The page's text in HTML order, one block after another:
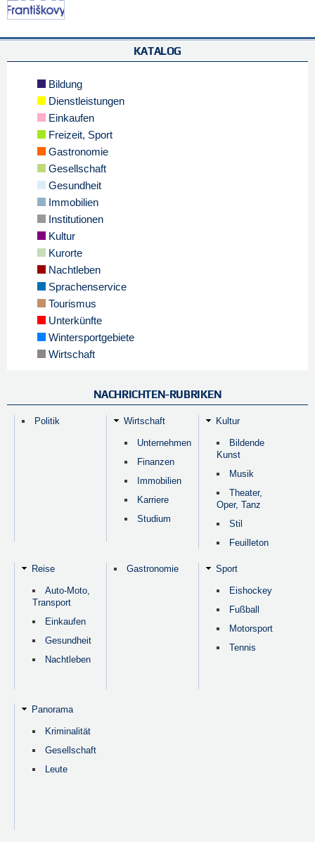
KATALOG
Bildung
Dienstleistungen
Einkaufen
Freizeit, Sport
Gastronomie
Gesellschaft
Gesundheit
Immobilien
Institutionen
Kultur
Kurorte
Nachtleben
Sprachenservice
Tourismus
Unterkünfte
Wintersportgebiete
Wirtschaft
NACHRICHTEN-RUBRIKEN
Politik Wirtschaft
Unternehmen
Finanzen
Immobilien
Karriere
Studium
Kultur
Bildende
Kunst
Musik
Theater,
Oper, Tanz
Stil
Feuilleton
Reise
Auto-Moto,
Transport
Einkaufen
Gesundheit
Nachtleben
Gastronomie Sport
Eishockey
Fußball
Motorsport
Tennis
Panorama
Kriminalität
Gesellschaft
Leute